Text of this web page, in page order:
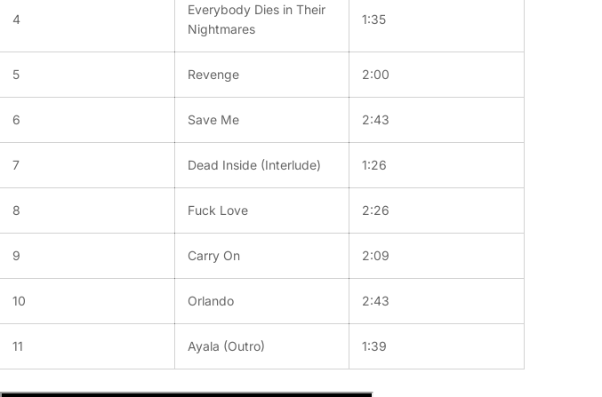
4
Everybody Dies in Their
Nightmares
1:35
5 Revenge 2:00
6 Save Me 2:43
7 Dead Inside (Interlude) 1:26
8 Fuck Love 2:26
9 Carry On 2:09
10 Orlando 2:43
11 Ayala (Outro) 1:39